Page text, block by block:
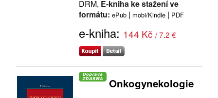
DRM, E-kniha ke stažení ve
formátu: ePub | mobi/Kindle | PDF
e-kniha: 144 Kč / 7.2 €
Onkogynekologie